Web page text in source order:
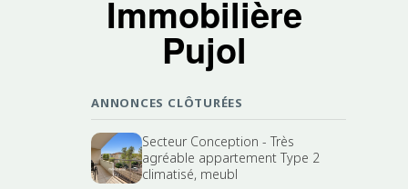
Immobilière
Pujol
ANNONCES CLÔTURÉES
Secteur Conception - Très
agréable appartement Type 2
climatisé, meubl